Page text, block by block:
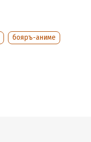
бояръ-аниме